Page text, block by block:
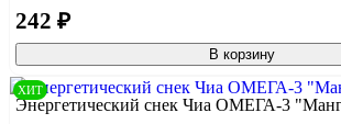
242 ₽
В корзину
ХИТ
Энергетический снек Чиа ОМЕГА-3